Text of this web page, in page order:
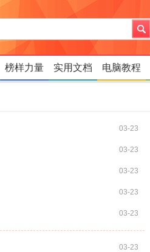
榜样力量 实用文档 电脑教程
03-23
03-23
03-23
03-23
03-23
03-23